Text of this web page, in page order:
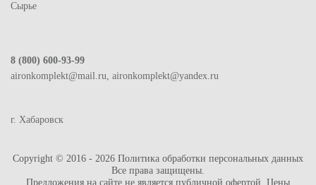
Сырье
8 (800) 600-93-99
aironkomplekt@mail.ru, aironkomplekt@yandex.ru
г. Хабаровск
Copyright © 2016 - 2026 Политика обработки персональных данных
Все права защищены.
Предложения на сайте не является публичной офертой. Цены